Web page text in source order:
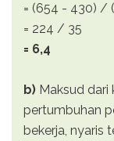
= (654 - 430) /
= 224 / 35
= 6,4
b) Maksud dari
pertumbuhan
bekerja, nyaris